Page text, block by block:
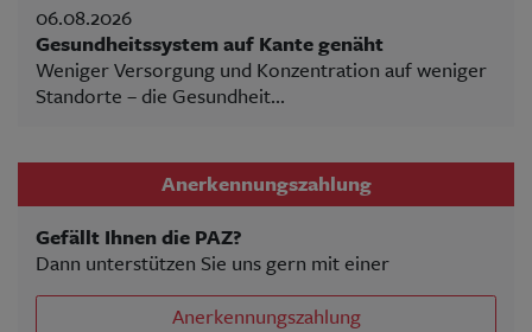
06.08.2026
Gesundheitssystem auf Kante genäht
Weniger Versorgung und Konzentration auf weniger
Standorte – die Gesundheit...
Anerkennungszahlung
Gefällt Ihnen die PAZ?
Dann unterstützen Sie uns gern mit einer
Anerkennungszahlung